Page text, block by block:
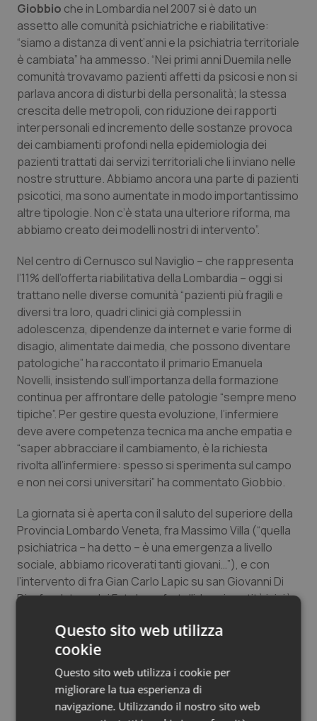
Toscana
Umbria
Valle D’Aosta
Veneto
Obesità
Oftalmologia
Oncodermatologia
Oncoematologia
Oncologia & Nutrizione
Psoriasi & pelle
Quotidiano Cardiologia
Quotidiano Chirurgia
Quotidiano Oncologia
Quotidiano Pediatria
Rene & patologie urogenitali
Salute orale & impianti
Sangue & coagulazione
Tumore al seno
Tumore ovarico
Tumori gastrointestinali
Ulcera & Reflusso
Vaccini
Giobbio che in Lombardia nel 2007 si è dato un
assetto alle comunità psichiatriche e riabilitative:
“siamo a distanza di vent’anni e la psichiatria territoriale
è cambiata” ha ammesso. “Nei primi anni Duemila nelle
comunità trovavamo pazienti affetti da psicosi e non si
parlava ancora di disturbi della personalità; la stessa
crescita delle metropoli, con riduzione dei rapporti
interpersonali ed incremento delle sostanze provoca
dei cambiamenti profondi nella epidemiologia dei
pazienti trattati dai servizi territoriali che li inviano nelle
nostre strutture. Abbiamo ancora una parte di pazienti
psicotici, ma sono aumentate in modo importantissimo
altre tipologie. Non c’è stata una ulteriore riforma, ma
abbiamo creato dei modelli nostri di intervento”.
Nel centro di Cernusco sul Naviglio – che rappresenta
l’11% dell’offerta riabilitativa della Lombardia – oggi si
trattano nelle diverse comunità “pazienti più fragili e
diversi tra loro, quadri clinici già complessi in
adolescenza, dipendenze da internet e varie forme di
disagio, alimentate dai media, che possono diventare
patologiche” ha raccontato il primario Emanuela
Novelli, insistendo sull’importanza della formazione
continua per affrontare delle patologie “sempre meno
tipiche”. Per gestire questa evoluzione, l’infermiere
deve avere competenza tecnica ma anche empatia e
“saper abbracciare il cambiamento, è la richiesta
rivolta all’infermiere: spesso si sperimenta sul campo
e non nei corsi universitari” ha commentato Giobbio.
La giornata si è aperta con il saluto del superiore della
Provincia Lombardo Veneta, fra Massimo Villa (“quella
psichiatrica – ha detto – è una emergenza a livello
sociale, abbiamo ricoverati tanti giovani…”), e con
l’intervento di fra Gian Carlo Lapic su san Giovanni Di
Dio, fondatore dei Fatebenefratelli, la cui santità iniziò
convertito.
San Giovanni di Dio “ha fatto l’esperienza del malato
mentale nel XVI secolo e fu una esperienza disumana e
disumanizzante” ha ricordato Lapic. In quel contesto,
nacque una vocazione duplice: quella religiosa ma
anche “uno stile assistenziale improntato
Questo sito web utilizza
cookie
Questo sito web utilizza i cookie per
migliorare la tua esperienza di
navigazione. Utilizzando il nostro sito web